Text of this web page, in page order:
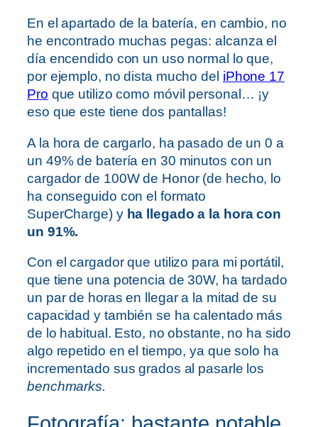
En el apartado de la batería, en cambio, no
he encontrado muchas pegas: alcanza el
día encendido con un uso normal lo que,
por ejemplo, no dista mucho del iPhone 17
Pro que utilizo como móvil personal… ¡y
eso que este tiene dos pantallas!
A la hora de cargarlo, ha pasado de un 0 a
un 49% de batería en 30 minutos con un
cargador de 100W de Honor (de hecho, lo
ha conseguido con el formato
SuperCharge) y ha llegado a la hora con
un 91%.
Con el cargador que utilizo para mi portátil,
que tiene una potencia de 30W, ha tardado
un par de horas en llegar a la mitad de su
capacidad y también se ha calentado más
de lo habitual. Esto, no obstante, no ha sido
algo repetido en el tiempo, ya que solo ha
incrementado sus grados al pasarle los
benchmarks.